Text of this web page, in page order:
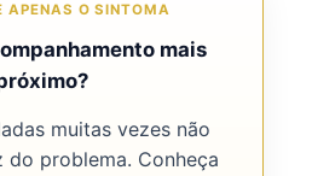
APENAS O SINTOMA
mais
muitas vezes não
do problema. Conheça